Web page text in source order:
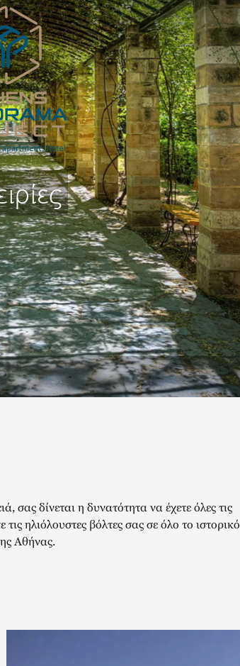
σας δίνεται η δυνατότητα να έχετε όλες τις
ηλιόλουστες βόλτες σας σε όλο το ιστορικό
Αθήνας.